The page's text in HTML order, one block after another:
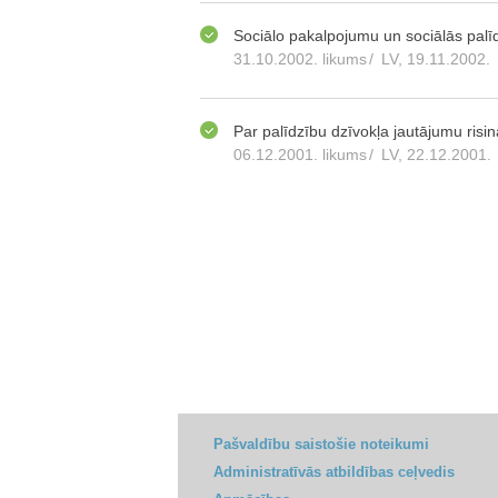
Sociālo pakalpojumu un sociālās
31.10.2002. likums/ LV, 19.11.2002.
Par palīdzību dzīvokļa jautājumu
06.12.2001. likums/ LV, 22.12.2001.
Pašvaldību saistošie noteikumi
Administratīvās atbildības ceļvedis